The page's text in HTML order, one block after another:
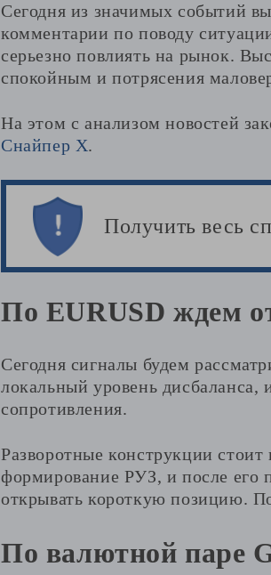
Сегодня из значимых событий
комментарии по поводу
серьезно повлиять на рынок.
спокойным и потрясения
На этом с анализом новостей
Снайпер Х.
Получить весь
По EURUSD ждем
Сегодня сигналы будем
локальный уровень дисбаланса,
сопротивления.
Разворотные конструкции
формирование РУЗ, и после его
открывать короткую позицию.
По валютной паре